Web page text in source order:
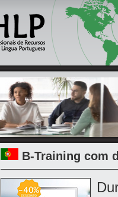
B-Training com